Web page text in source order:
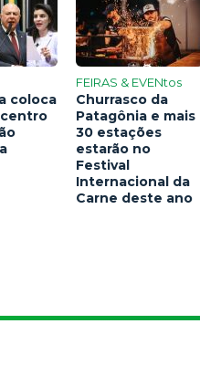
coloca
FEIRAS & EVENtos
Churrasco da
Patagônia e mais
30 estações
estarão no
Festival
Internacional da
Carne deste ano